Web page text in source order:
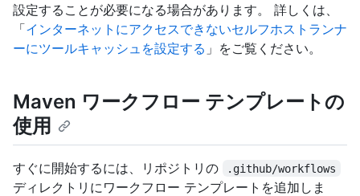
設定することが必要になる場合があります。 詳しくは、
「インターネットにアクセスできないセルフホストランナ
ーにツールキャッシュを設定する 」をご覧ください。
Maven ワークフロー テンプレートの
使用
すぐに開始するには、リポジトリの .github/workflows
ディレクトリにワークフロー テンプレートを追加しま